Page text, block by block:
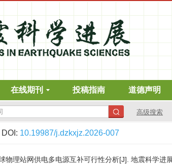
在线期刊 投稿指南 道德声明
高级搜索
10.19987/j.dzkxjz.2026-007
物理站网供电多电源互补可行性分析[J]. 地震科学进